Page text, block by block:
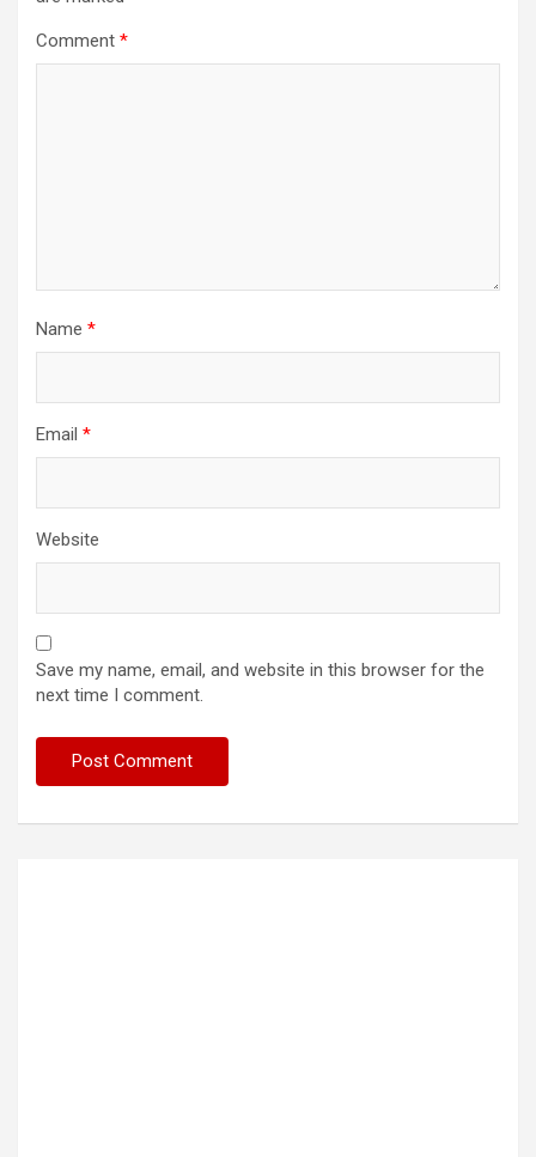
Comment *
Name *
Email *
Website
Save my name, email, and website in this browser for the
next time I comment.